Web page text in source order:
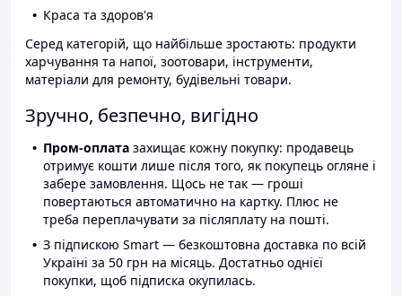
Краса та здоров'я
Серед категорій, що найбільше зростають: продукти
харчування та напої, зоотовари, інструменти,
матеріали для ремонту, будівельні товари.
Зручно, безпечно, вигідно
Пром-оплата захищає кожну покупку: продавець
отримує кошти лише після того, як покупець огляне і
забере замовлення. Щось не так — гроші
повертаються автоматично на картку. Плюс не
треба переплачувати за післяплату на пошті.
З підпискою Smart — безкоштовна доставка по всій
Україні за 50 грн на місяць. Достатньо однієї
покупки, щоб підписка окупилась.